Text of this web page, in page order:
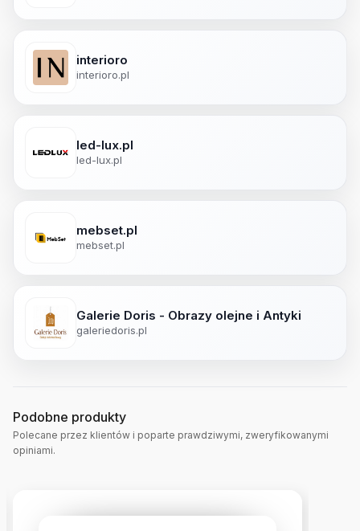
interioro
interioro.pl
led-lux.pl
led-lux.pl
mebset.pl
mebset.pl
Galerie Doris - Obrazy olejne i Antyki
galeriedoris.pl
Podobne produkty
Polecane przez klientów i poparte prawdziwymi, zweryfikowanymi
opiniami.